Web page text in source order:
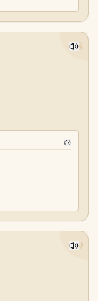
18
19